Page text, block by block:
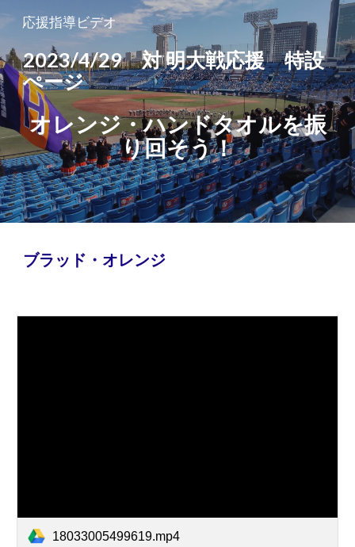
Skip to main content Skip to navigation
応援指導ビデオ
2023/4/29 対 明大戦応援 特設
ぺージ
オレンジ・ハンドタオルを振
り回そう！
ブラッド・オレンジ
18033005499619.mp4